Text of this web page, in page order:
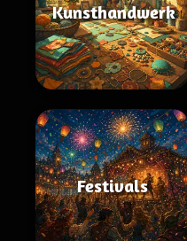
Kunsthandwerk
Festivals